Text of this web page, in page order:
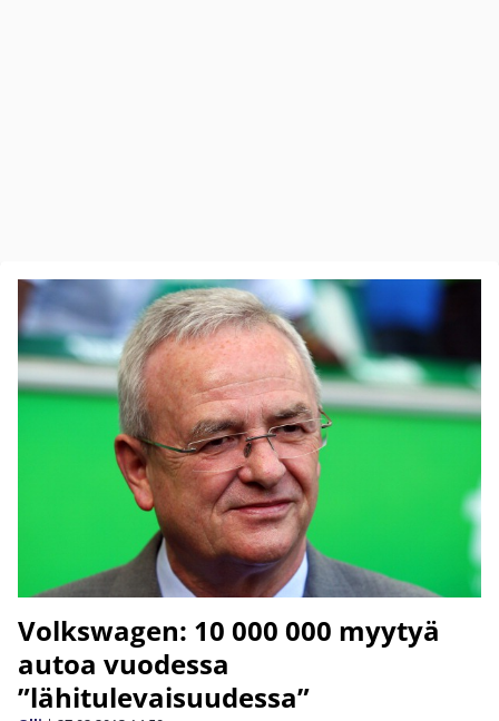
Volkswagen: 10 000 000 myytyä
autoa vuodessa
”lähitulevaisuudessa”